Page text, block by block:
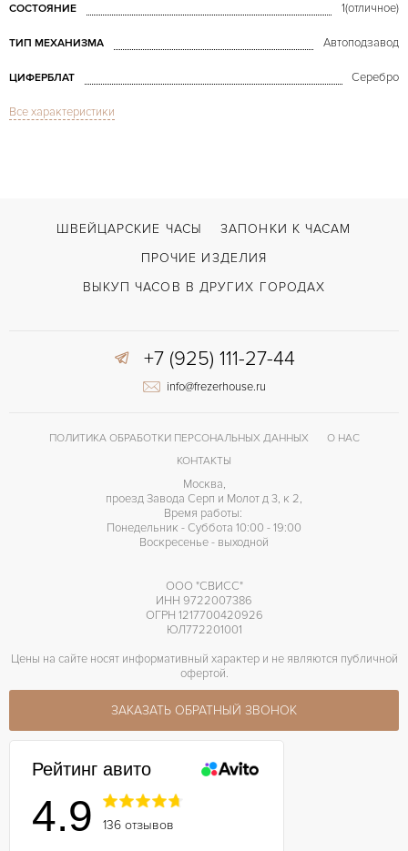
СОСТОЯНИЕ 1(отличное)
ТИП МЕХАНИЗМА Автоподзавод
ЦИФЕРБЛАТ Серебро
СТЕКЛО
ВОЗМОЖНОСТИ ДОСТАВКИ С документами, С футляром
Застежка с помощью шипа
Все характеристики
ШВЕЙЦАРСКИЕ ЧАСЫ
ЗАПОНКИ К ЧАСАМ
ПРОЧИЕ ИЗДЕЛИЯ
ВЫКУП ЧАСОВ В ДРУГИХ ГОРОДАХ
+7 (925) 111-27-44
info@frezerhouse.ru
ПОЛИТИКА ОБРАБОТКИ ПЕРСОНАЛЬНЫХ ДАННЫХ
О НАС
КОНТАКТЫ
Москва,
проезд Завода Серп и Молот д 3, к 2,
Время работы:
Понедельник - Суббота 10:00 - 19:00
Воскресенье - выходной
ООО "СВИСС"
ИНН 9722007386
ОГРН 1217700420926
ЮЛ772201001
Цены на сайте носят информативный характер и не являются публичной
офертой.
ЗАКАЗАТЬ ОБРАТНЫЙ ЗВОНОК
Рейтинг авито
4.9 136 отзывов